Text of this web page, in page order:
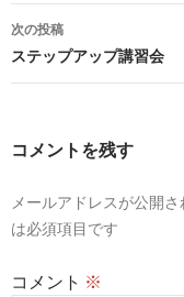
ナ
ビ
ョ
次の投稿
ステップアップ講習会
コメントを残す
メールアドレスが公開さ
は必須項目です
コメント ※